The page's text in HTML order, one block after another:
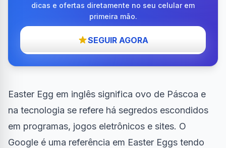
dicas e ofertas diretamente no seu celular em
primeira mão.
SEGUIR AGORA
Easter Egg em inglês significa ovo de Páscoa e
na tecnologia se refere há segredos escondidos
em programas, jogos eletrônicos e sites. O
Google é uma referência em Easter Eggs tendo